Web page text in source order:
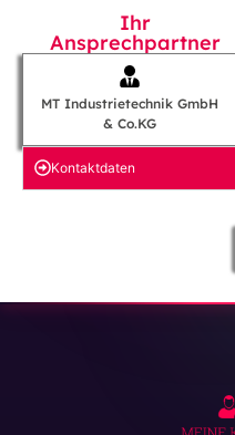
Ihr
Ansprechpartner
MT Industrietechnik GmbH
& Co.KG
Kontakt­daten